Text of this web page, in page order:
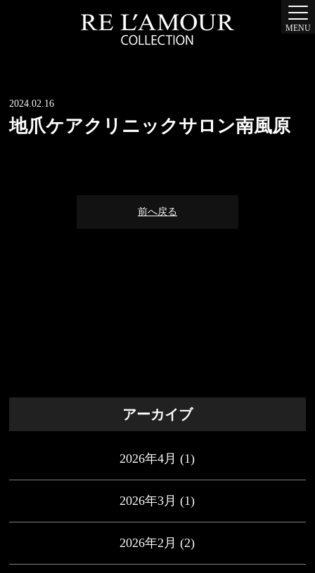
MENU
2024.02.16
地爪ケアクリニックサロン南風原
前へ戻る
アーカイブ
2026年4月 (1)
2026年3月 (1)
2026年2月 (2)